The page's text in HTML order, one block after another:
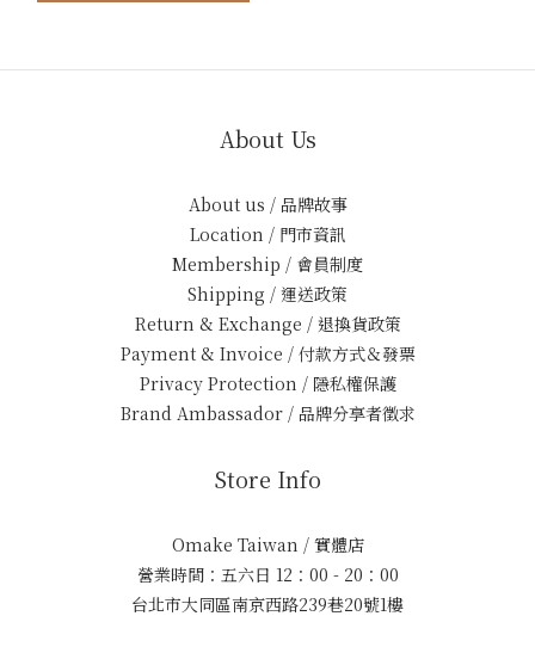
About Us
About us / 品牌故事
Location / 門市資訊
Membership / 會員制度
Shipping / 運送政策
Return & Exchange / 退換貨政策
Payment & Invoice / 付款方式＆發票
Privacy Protection / 隱私權保護
Brand Ambassador / 品牌分享者徵求
Store Info
Omake Taiwan / 實體店
營業時間：五六日 12：00 - 20：00
台北市大同區南京西路239巷20號1樓